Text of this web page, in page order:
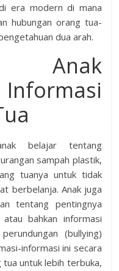
era modern di mana
hubungan orang tua-
dua arah.
Anak
belajar tentang
sampah plastik,
tuanya untuk tidak
berbelanja. Anak juga
tentang pentingnya
bahkan informasi
(bullying)
informasi ini secara
untuk lebih terbuka,